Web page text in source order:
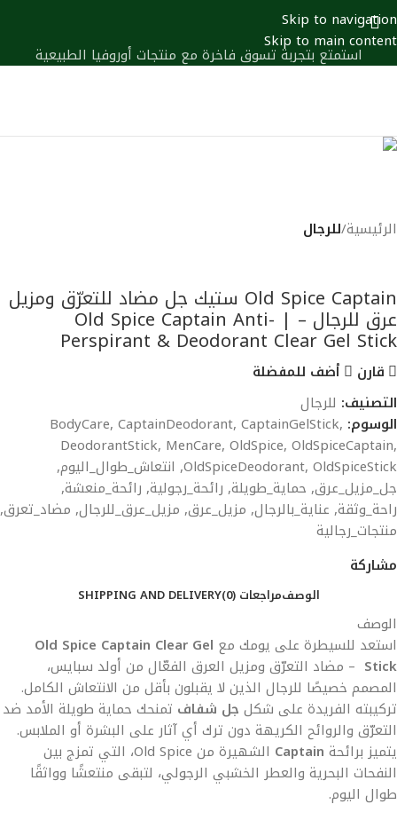
Skip to navigation
Skip to main content
استمتع بتجربة تسوق فاخرة مع منتجات أوروفيا الطبيعية
الرئيسية للرجال
Old Spice Captain ستيك جل مضاد للتعرّق ومزيل
عرق للرجال – | Old Spice Captain Anti-
Perspirant & Deodorant Clear Gel Stick
قارن
أضف للمفضلة
التصنيف: للرجال
الوسوم:
BodyCare, CaptainDeodorant, CaptainGelStick,
DeodorantStick, MenCare, OldSpice, OldSpiceCaptain,
OldSpiceDeodorant, OldSpiceStick
, انتعاش_طوال_اليوم,
جل_مزيل_عرق, حماية_طويلة, رائحة_رجولية, رائحة_منعشة,
راحة_وثقة, عناية_بالرجال, مزيل_عرق, مزيل_عرق_للرجال, مضاد_تعرق,
منتجات_رجالية
مشاركة
الوصفمراجعات (0) SHIPPING AND DELIVERY
الوصف
استعد للسيطرة على يومك مع Old Spice Captain Clear Gel
Stick – مضاد التعرّق ومزيل العرق الفعّال من أولد سبايس،
المصمم خصيصًا للرجال الذين لا يقبلون بأقل من الانتعاش الكامل.
تركيبته الفريدة على شكل جل شفاف تمنحك حماية طويلة الأمد ضد
التعرّق والروائح الكريهة دون ترك أي آثار على البشرة أو الملابس.
يتميز برائحة Captain
الشهيرة من Old Spice، التي تمزج بين
النفحات البحرية والعطر الخشبي الرجولي، لتبقى منتعشًا وواثقًا
طوال اليوم.